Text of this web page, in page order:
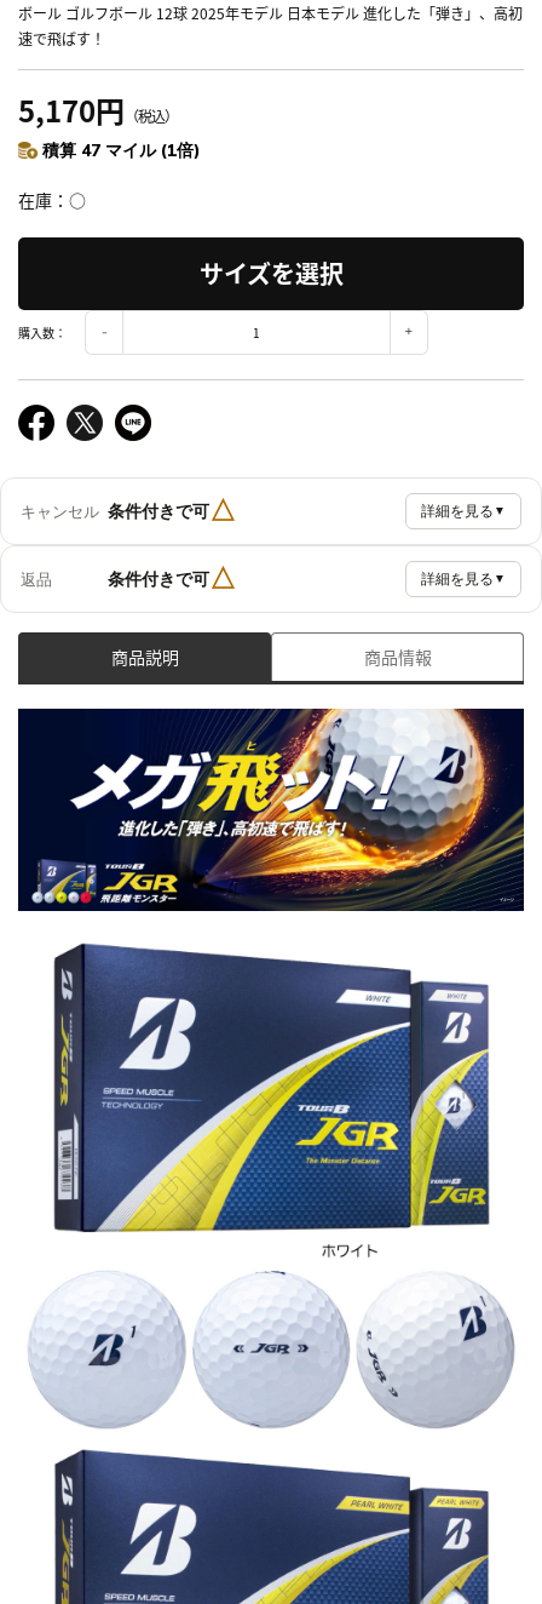
ボール ゴルフボール 12球 2025年モデル 日本モデル 進化した「弾き」、高初
速で飛ばす！
5,170円 （税込）
積算 47 マイル (1倍)
在庫 ○
サイズを選択
購入数：
キャンセル 条件付きで可△ 詳細を見る ▼
返品 条件付きで可△ 詳細を見る ▼
商品説明 商品情報